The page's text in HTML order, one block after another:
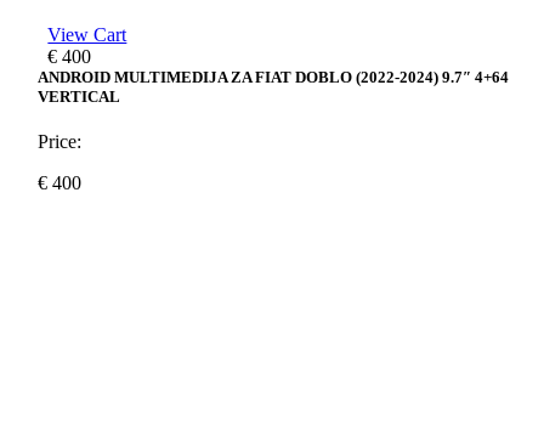
View Cart
€ 400
ANDROID MULTIMEDIJA ZA FIAT DOBLO (2022-2024) 9.7″ 4+64
VERTICAL
Price:
€ 400